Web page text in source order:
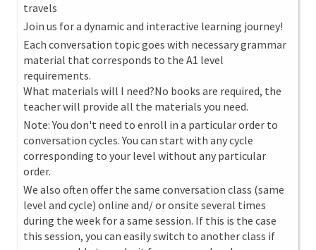
travels
Join us for a dynamic and interactive learning journey!
Each conversation topic goes with necessary grammar
material that corresponds to the A1 level
requirements.
What materials will I need?No books are required, the
teacher will provide all the materials you need.
Note: You don't need to enroll in a particular order to
conversation cycles. You can start with any cycle
corresponding to your level without any particular
order.
We also often offer the same conversation class (same
level and cycle) online and/ or onsite several times
during the week for a same session. If this is the case
this session, you can easily switch to another class if